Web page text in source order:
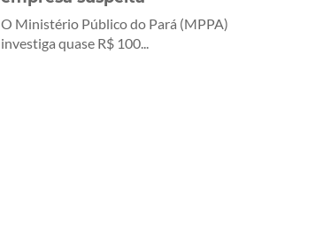
O Ministério Público do Pará (MPPA)
investiga quase R$ 100...